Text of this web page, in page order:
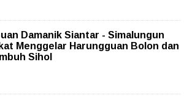
Damanik Siantar - Simalungun
Menggelar Harungguan Bolon dan
Sihol